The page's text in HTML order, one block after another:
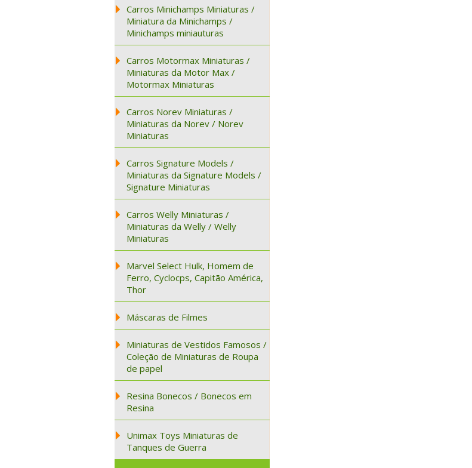
Carros Minichamps Miniaturas /
Miniatura da Minichamps /
Minichamps miniauturas
Carros Motormax Miniaturas /
Miniaturas da Motor Max /
Motormax Miniaturas
Carros Norev Miniaturas /
Miniaturas da Norev / Norev
Miniaturas
Carros Signature Models /
Miniaturas da Signature Models /
Signature Miniaturas
Carros Welly Miniaturas /
Miniaturas da Welly / Welly
Miniaturas
Marvel Select Hulk, Homem de
Ferro, Cyclocps, Capitão América,
Thor
Máscaras de Filmes
Miniaturas de Vestidos Famosos /
Coleção de Miniaturas de Roupa
de papel
Resina Bonecos / Bonecos em
Resina
Unimax Toys Miniaturas de
Tanques de Guerra